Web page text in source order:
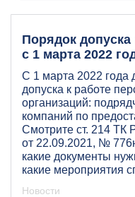
Порядок
с 1 марта 2022
С 1 марта 2022 года
допуска к работе
организаций:
компаний по
Смотрите ст. 214
от 22.09.2021, №
какие документы
какие мероприятия
Новости